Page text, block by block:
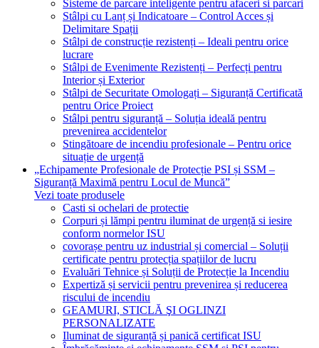
Sisteme de parcare inteligente pentru afaceri si parcari
Stâlpi cu Lanț și Indicatoare – Control Acces și
Delimitare Spații
Stâlpi de construcție rezistenți – Ideali pentru orice
lucrare
Stâlpi de Evenimente Rezistenți – Perfecți pentru
Interior și Exterior
Stâlpi de Securitate Omologați – Siguranță Certificată
pentru Orice Proiect
Stâlpi pentru siguranță – Soluția ideală pentru
prevenirea accidentelor
Stingătoare de incendiu profesionale – Pentru orice
situație de urgență
„Echipamente Profesionale de Protecție PSI și SSM –
Siguranță Maximă pentru Locul de Muncă”
Vezi toate produsele
Casti si ochelari de protectie
Corpuri și lămpi pentru iluminat de urgență si iesire
conform normelor ISU
covorașe pentru uz industrial și comercial – Soluții
certificate pentru protecția spațiilor de lucru
Evaluări Tehnice și Soluții de Protecție la Incendiu
Expertiză și servicii pentru prevenirea și reducerea
riscului de incendiu
GEAMURI, STICLĂ ŞI OGLINZI
PERSONALIZATE
Iluminat de siguranță și panică certificat ISU